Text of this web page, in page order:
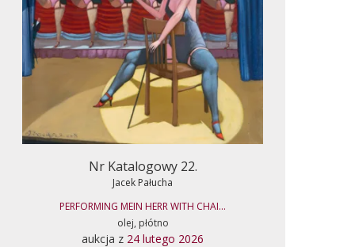
Nr Katalogowy 22.
Jacek Pałucha
PERFORMING MEIN HERR WITH CHAI...
olej, płótno
aukcja z 24 lutego 2026